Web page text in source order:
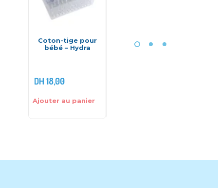
Coton-tige pour
bébé – Hydra
DH 18,00
Ajouter au panier
Gilbert Liniment
Liniderm Oléo-